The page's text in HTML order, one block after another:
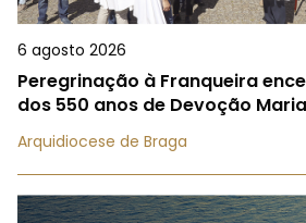
6 agosto 2026
Peregrinação à Franqueira
dos 550 anos de Devoção
Arquidiocese de Braga